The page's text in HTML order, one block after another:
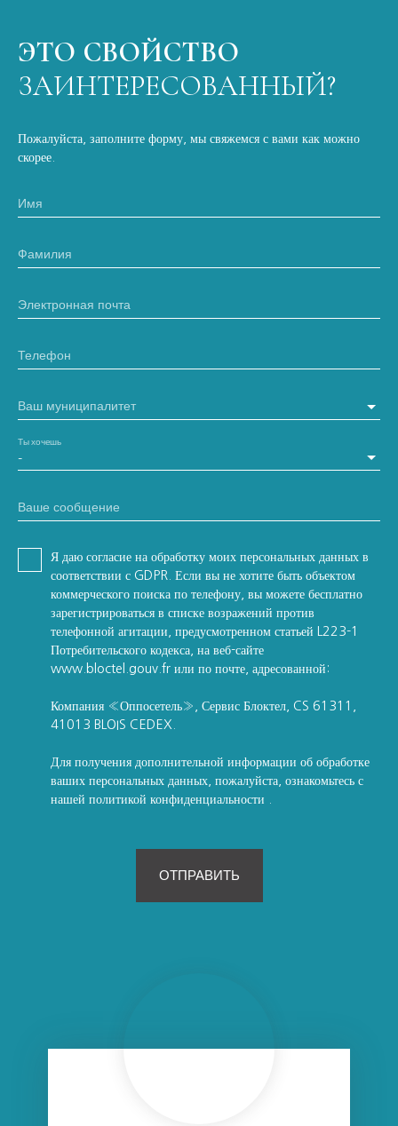
ЭТО СВОЙСТВО
ЗАИНТЕРЕСОВАННЫЙ?
Пожалуйста, заполните форму, мы свяжемся с вами как можно
скорее.
Имя
Фамилия
Электронная почта
Телефон
Ваш муниципалитет
-
Ты хочешь
Ваше сообщение
Я даю согласие на обработку моих персональных данных в
соответствии с GDPR. Если вы не хотите быть объектом
коммерческого поиска по телефону, вы можете бесплатно
зарегистрироваться в списке возражений против
телефонной агитации, предусмотренном статьей L223-1
Потребительского кодекса, на веб-сайте
www.bloctel.gouv.fr или по почте, адресованной:
Компания «Оппосетель», Сервис Блоктел, CS 61311,
41013 BLOIS CEDEX.
Для получения дополнительной информации об обработке
ваших персональных данных, пожалуйста, ознакомьтесь с
нашей политикой конфиденциальности
ОТПРАВИТЬ